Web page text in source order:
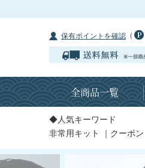
保有ポイントを確認 （
全商品一覧
◆人気キーワード
非常用キット
｜ クーポン